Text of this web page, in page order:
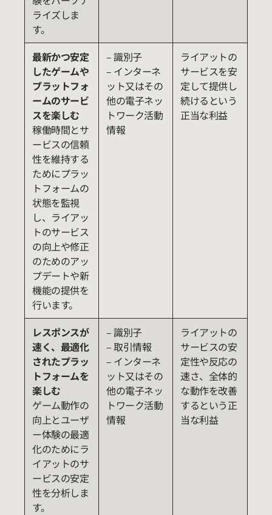
ライズしま
す。
最新かつ安定
したゲームや
プラットフォ
ームのサービ
スを楽しむ
稼働時間とサ
ービスの信頼
性を維持する
ためにプラッ
トフォームの
状態を監視
し、ライアッ
トのサービス
の向上や修正
のためのアッ
プデートや新
機能の提供を
行います。
– 識別子
– インターネ
ット又はその
他の電子ネッ
トワーク活動
情報
ライアットの
サービスを安
定して提供し
続けるという
正当な利益
レスポンスが
速く、最適化
されたプラッ
トフォームを
楽しむ
ゲーム動作の
向上とユーザ
ー体験の最適
化のためにラ
イアットのサ
ービスの安定
性を分析しま
す。
– 識別子
– 取引情報
– インターネ
ット又はその
他の電子ネッ
トワーク活動
情報
ライアットの
サービスの安
定性や反応の
速さ、全体的
な動作を改善
するという正
当な利益